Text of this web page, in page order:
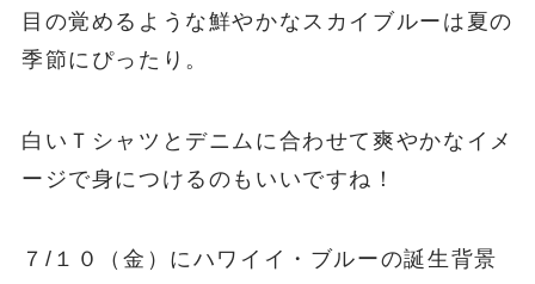
目の覚めるような鮮やかなスカイブルーは夏の
季節にぴったり。
白いＴシャツとデニムに合わせて爽やかなイメ
ージで身につけるのもいいですね！
７/１０（金）にハワイイ・ブルーの誕生背景